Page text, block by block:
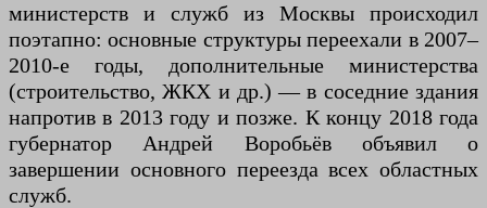
министерств и служб из Москвы происходил
поэтапно: основные структуры переехали в 2007–
2010-е годы, дополнительные министерства
(строительство, ЖКХ и др.) — в соседние здания
напротив в 2013 году и позже. К концу 2018 года
губернатор Андрей Воробьёв объявил о
завершении основного переезда всех областных
служб.